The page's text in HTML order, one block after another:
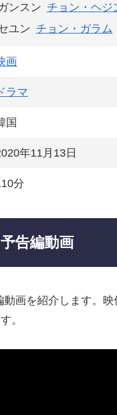
ンスン チョン・ヘジ
ユン チョン・ガラム
画
ラマ
国
年11月13日
分
告編動画
動画を紹介します。
。